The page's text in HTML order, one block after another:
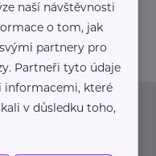
naší návštěvnosti
o tom, jak
partnery pro
Partneři tyto údaje
informacemi, které
v důsledku toho,